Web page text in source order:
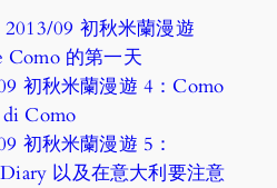
09 初秋米蘭漫遊
Como 的第一天
初秋米蘭漫遊 4：Como
Como
初秋米蘭漫遊 5：
以及在意大利要注意